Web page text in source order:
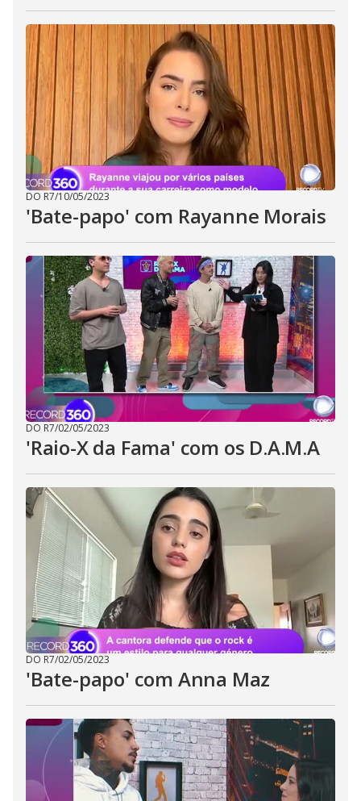
DO R7/10/05/2023
'Bate-papo' com Rayanne Morais
DO R7/02/05/2023
'Raio-X da Fama' com os D.A.M.A
DO R7/02/05/2023
'Bate-papo' com Anna Maz